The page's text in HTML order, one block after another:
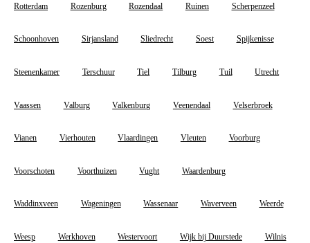
Rotterdam Rozenburg Rozendaal Ruinen Scherpenzeel
Schoonhoven Sirjansland Sliedrecht Soest Spijkenisse
Steenenkamer Terschuur Tiel Tilburg Tuil Utrecht
Vaassen Valburg Valkenburg Veenendaal Velserbroek
Vianen Vierhouten Vlaardingen Vleuten Voorburg
Voorschoten Voorthuizen Vught Waardenburg
Waddinxveen Wageningen Wassenaar Waverveen Weerde
Weesp Werkhoven Westervoort Wijk bij Duurstede Wilnis